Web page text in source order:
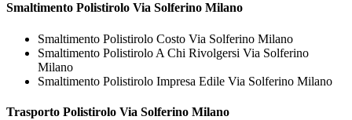
Smaltimento Polistirolo Via Solferino Milano
Smaltimento Polistirolo Costo Via Solferino Milano
Smaltimento Polistirolo A Chi Rivolgersi Via Solferino
Milano
Smaltimento Polistirolo Impresa Edile Via Solferino Milano
Trasporto Polistirolo Via Solferino Milano